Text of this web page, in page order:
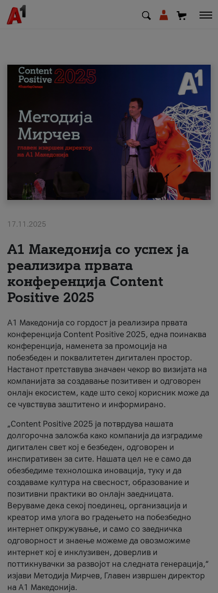
МК EN
Приватни Деловни
Поддршка
Надополни кредит
#ПодобарОнлајн
17.11.2025
А1 Македонија со успех ја
реализира првата
конференција Content
Positive 2025
А1 Македонија со гордост ја реализира првата
конференција Content Positive 2025, една поинаква
конференција, наменета за промоција на
побезбеден и поквалитетен дигитален простор.
Настанот претставува значаен чекор во визијата на
компанијата за создавање позитивен и одговорен
онлајн екосистем, каде што секој корисник може да
се чувствува заштитено и информирано.
„Content Positive 2025 ја потврдува нашата
долгорочна заложба како компанија да изградиме
дигитален свет кој е безбеден, одговорен и
инспиративен за сите. Нашата цел не е само да
обезбедиме технолошка иновација, туку и да
создаваме култура на свесност, образование и
позитивни практики во онлајн заедницата.
Веруваме дека секој поединец, организација и
креатор има улога во градењето на побезбедно
интернет опкружување, и само со заедничка
одговорност и знаење можеме да овозможиме
интернет кој е инклузивен, доверлив и
поттикнувачки за развојот на следната генерација,“
изјави Методија Мирчев, Главен извршен директор
на А1 Македонија.